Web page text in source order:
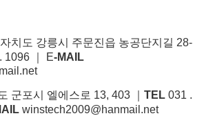
치도 강릉시 주문진읍 농공단지길 28-
1096 ｜ E-MAIL
군포시 엘에스로 13, 403 ｜ TEL 031 .
winstech2009@hanmail.net